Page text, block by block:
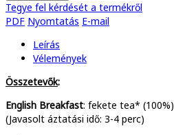
Tegye fel kérdését a termékről
PDF Nyomtatás E-mail
Leírás
Vélemények
Összetevők:
English Breakfast: fekete tea* (100%)
(Javasolt áztatási idő: 3-4 perc)